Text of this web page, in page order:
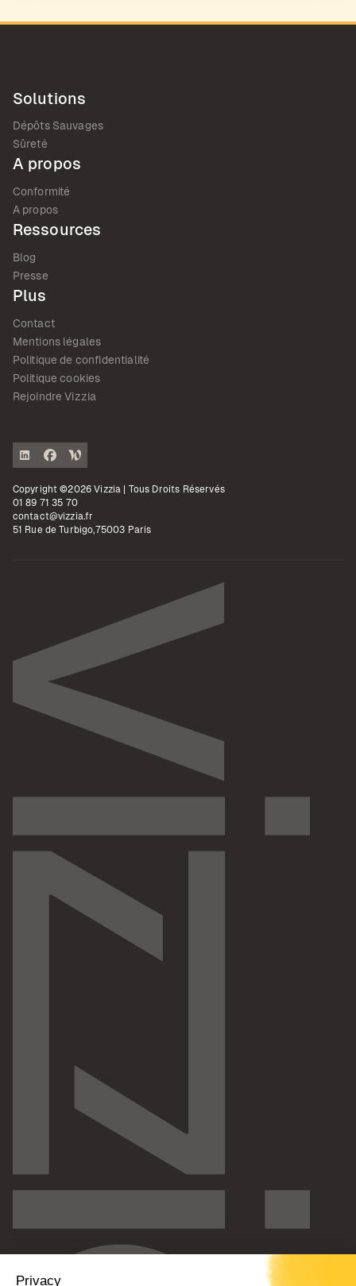
Solutions
Dépôts Sauvages
Sûreté
A propos
Conformité
A propos
Ressources
Blog
Presse
Plus
Contact
Mentions légales
Politique de confidentialité
Politique cookies
Rejoindre Vizzia
Copyright ©2026 Vizzia | Tous Droits Réservés
01 89 71 35 70
contact@vizzia.fr
51 Rue de Turbigo,75003 Paris